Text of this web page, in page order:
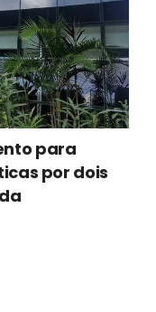
para
por dois